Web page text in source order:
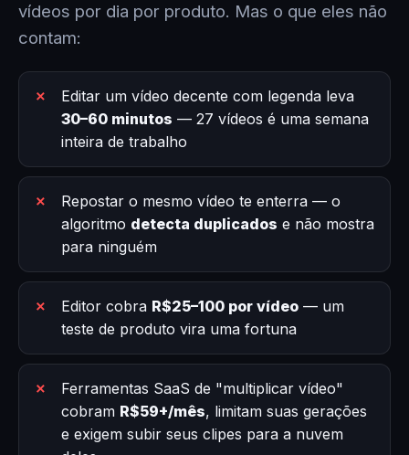
vídeos por dia por produto. Mas o que eles não
contam:
Editar um vídeo decente com legenda leva
30–60 minutos — 27 vídeos é uma semana
inteira de trabalho
Repostar o mesmo vídeo te enterra — o
algoritmo detecta duplicados e não mostra
para ninguém
Editor cobra R$25–100 por vídeo — um
teste de produto vira uma fortuna
Ferramentas SaaS de "multiplicar vídeo"
cobram R$59+/mês, limitam suas gerações
e exigem subir seus clipes para a nuvem